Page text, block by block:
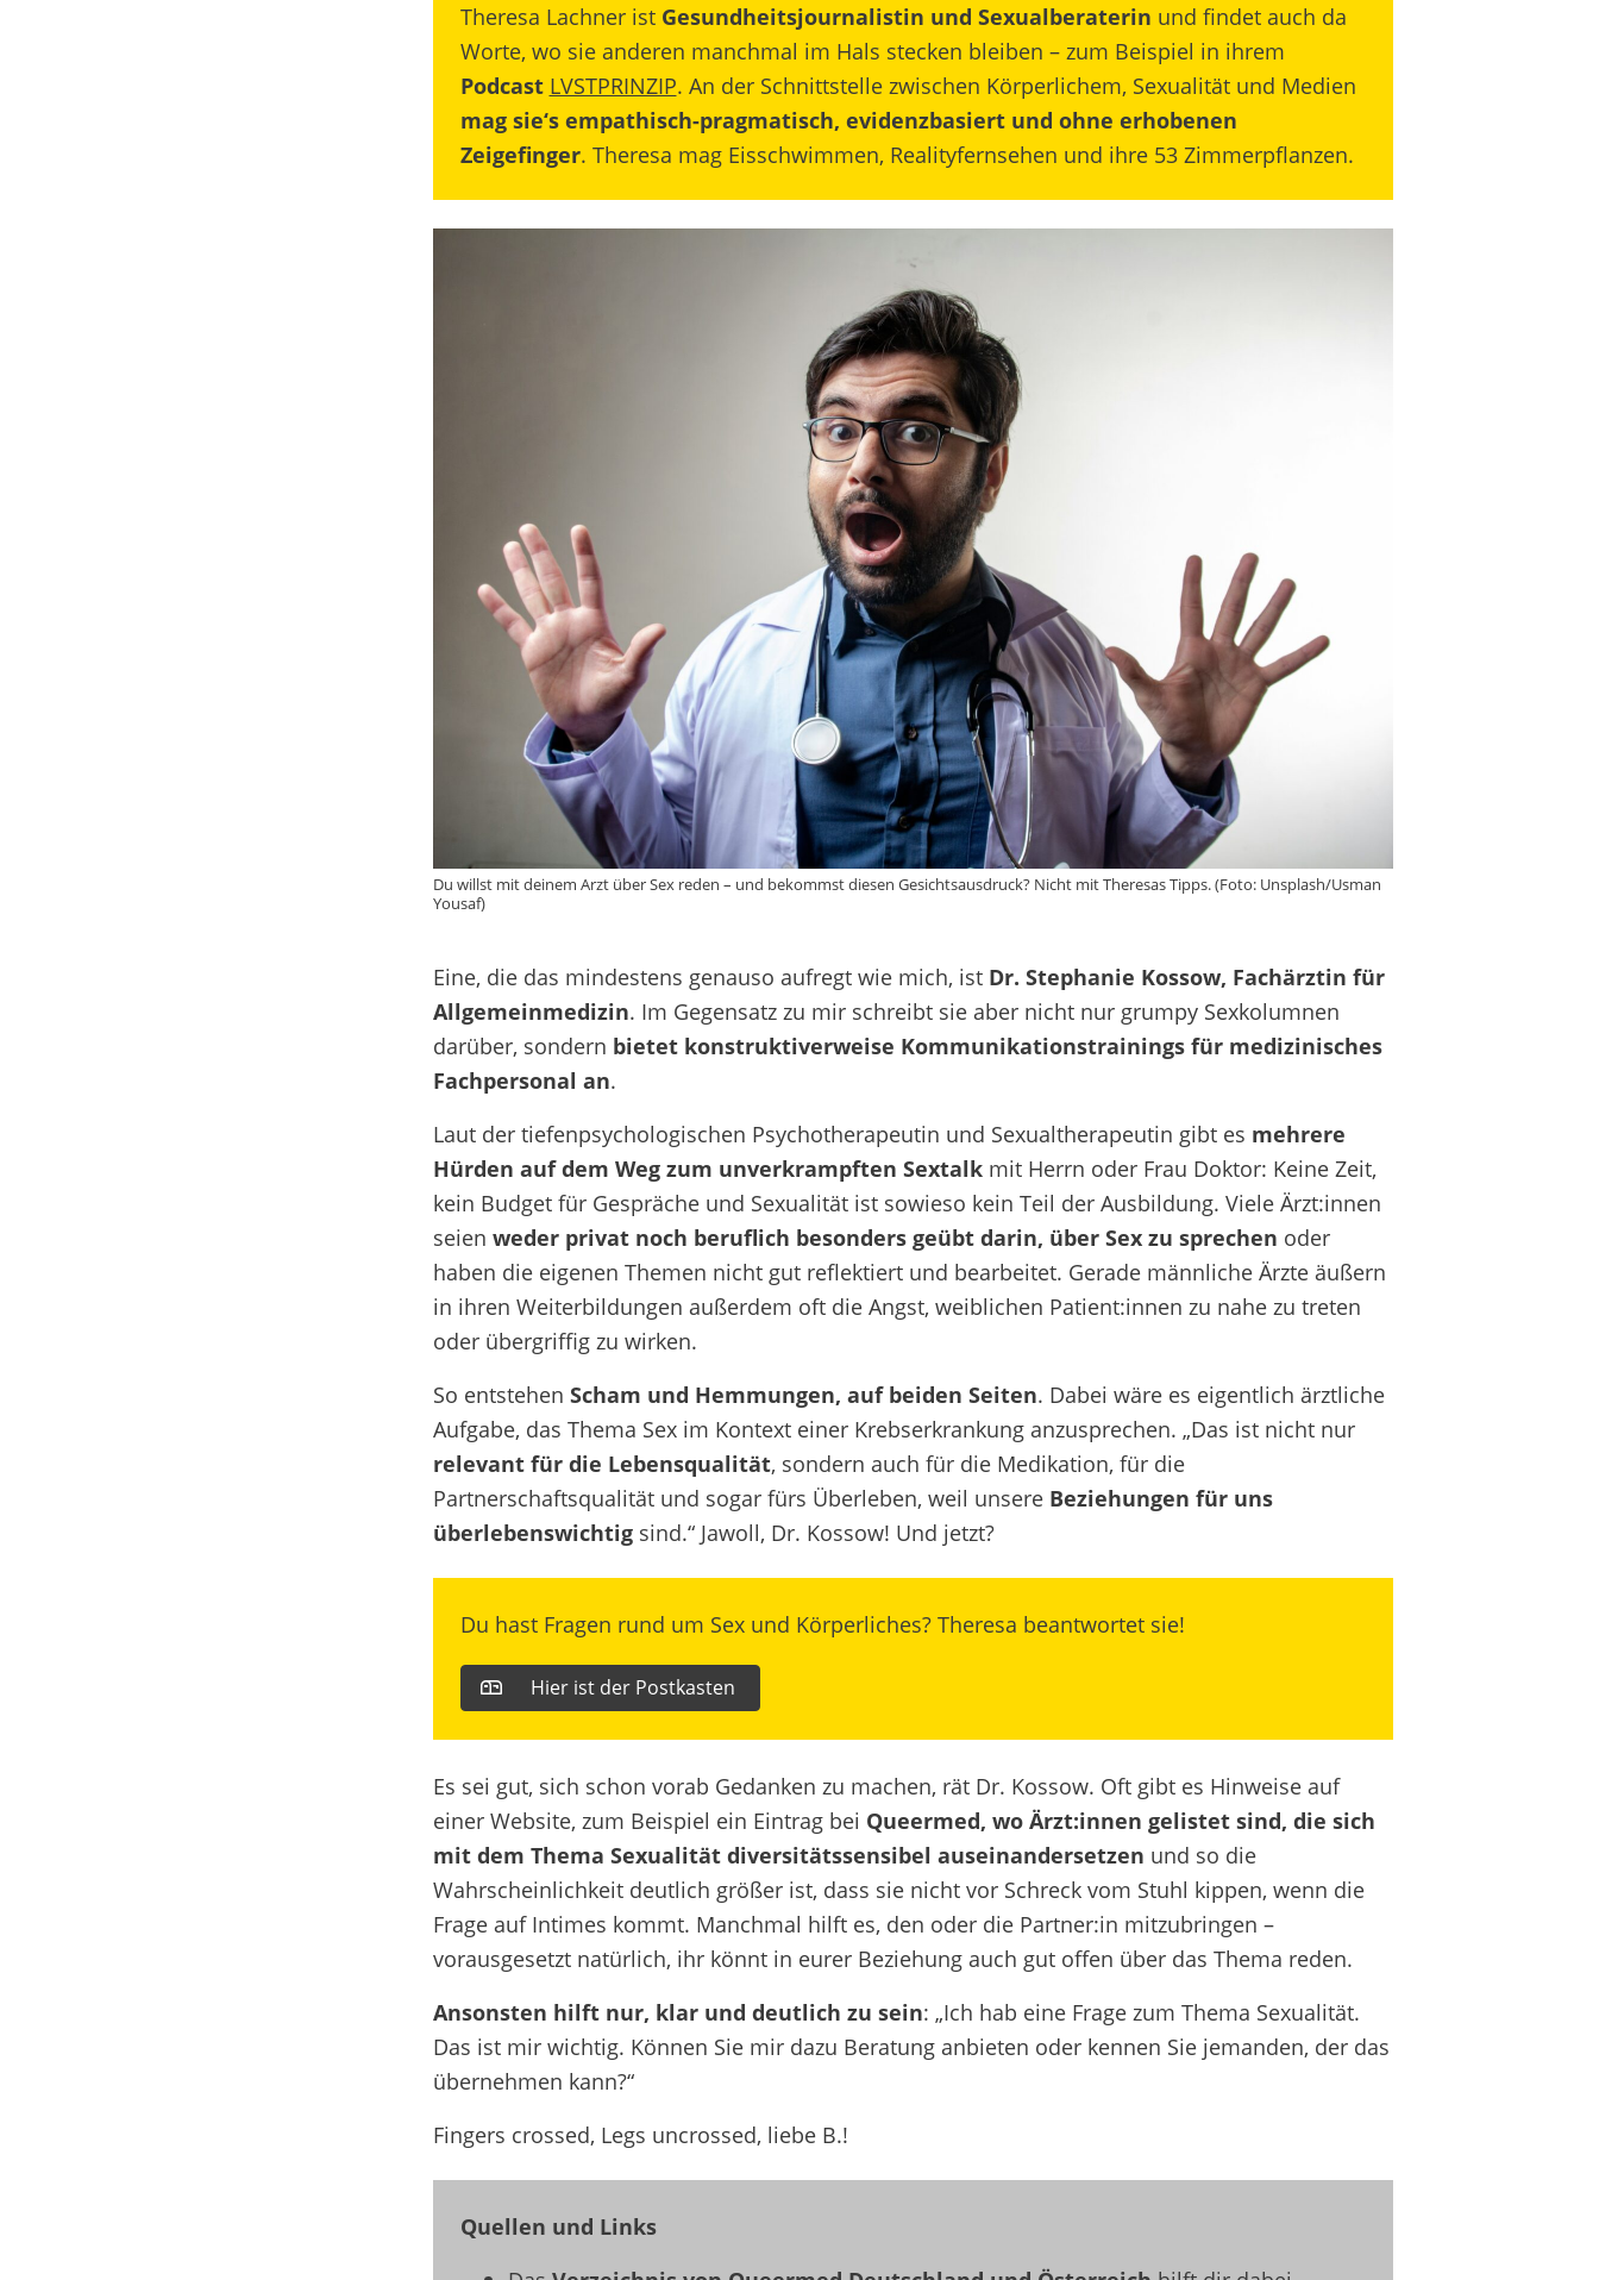
Theresa Lachner ist Gesundheitsjournalistin und Sexualberaterin und findet auch da
Worte, wo sie anderen manchmal im Hals stecken bleiben – zum Beispiel in ihrem
Podcast LVSTPRINZIP. An der Schnittstelle zwischen Körperlichem, Sexualität und Medien
mag sie‘s empathisch-pragmatisch, evidenzbasiert und ohne erhobenen
Zeigefinger. Theresa mag Eisschwimmen, Realityfernsehen und ihre 53 Zimmerpflanzen.
Du willst mit deinem Arzt über Sex reden – und bekommst diesen Gesichtsausdruck? Nicht mit Theresas Tipps. (Foto: Unsplash/Usman
Yousaf)
Eine, die das mindestens genauso aufregt wie mich, ist Dr. Stephanie Kossow, Fachärztin für
Allgemeinmedizin. Im Gegensatz zu mir schreibt sie aber nicht nur grumpy Sexkolumnen
darüber, sondern bietet konstruktiverweise Kommunikationstrainings für medizinisches
Fachpersonal an.
Laut der tiefenpsychologischen Psychotherapeutin und Sexualtherapeutin gibt es mehrere
Hürden auf dem Weg zum unverkrampften Sextalkmit Herrn oder Frau Doktor: Keine Zeit,
kein Budget für Gespräche und Sexualität ist sowieso kein Teil der Ausbildung. Viele Ärzt:innen
seien weder privat noch beruflich besonders geübt darin, über Sex zu sprechen oder
haben die eigenen Themen nicht gut reflektiert und bearbeitet. Gerade männliche Ärzte äußern
in ihren Weiterbildungen außerdem oft die Angst, weiblichen Patient:innen zu nahe zu treten
oder übergriffig zu wirken.
So entstehen Scham und Hemmungen, auf beiden Seiten. Dabei wäre es eigentlich ärztliche
Aufgabe, das Thema Sex im Kontext einer Krebserkrankung anzusprechen. „Das ist nicht nur
relevant für die Lebensqualität, sondern auch für die Medikation, für die
Partnerschaftsqualität und sogar fürs Überleben, weil unsere Beziehungen für uns
überlebenswichtigsind.“ Jawoll, Dr. Kossow! Und jetzt?
Du hast Fragen rund um Sex und Körperliches? Theresa beantwortet sie!
Hier ist der Postkasten
Es sei gut, sich schon vorab Gedanken zu machen, rät Dr. Kossow. Oft gibt es Hinweise auf
einer Website, zum Beispiel ein Eintrag bei Queermed, wo Ärzt:innen gelistet sind, die sich
mit dem Thema Sexualität diversitätssensibel auseinandersetzen und so die
Wahrscheinlichkeit deutlich größer ist, dass sie nicht vor Schreck vom Stuhl kippen, wenn die
Frage auf Intimes kommt. Manchmal hilft es, den oder die Partner:in mitzubringen –
vorausgesetzt natürlich, ihr könnt in eurer Beziehung auch gut offen über das Thema reden.
Ansonsten hilft nur, klar und deutlich zu sein: „Ich hab eine Frage zum Thema Sexualität.
Das ist mir wichtig. Können Sie mir dazu Beratung anbieten oder kennen Sie jemanden, der das
übernehmen kann?“
Fingers crossed, Legs uncrossed, liebe B.!
Quellen und Links